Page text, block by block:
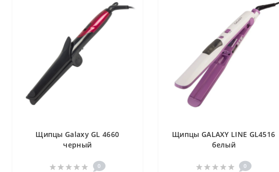
Щипцы Galaxy GL 4660
черный
0
Щипцы GALAXY LINE GL4516
белый
0